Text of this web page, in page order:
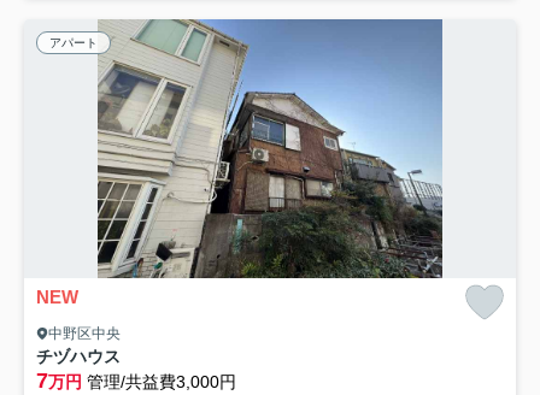
アパート
NEW
中野区中央
チヅハウス
7万円 管理/共益費3,000円